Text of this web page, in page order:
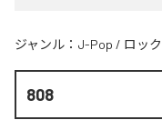
ジャンル： J-Pop / ロック
808